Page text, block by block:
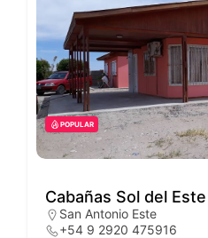
POPULAR
Cabañas Sol del Este
San Antonio Este
+54 9 2920 475916